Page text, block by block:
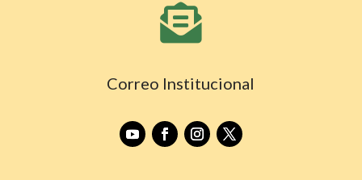

Correo Institucional